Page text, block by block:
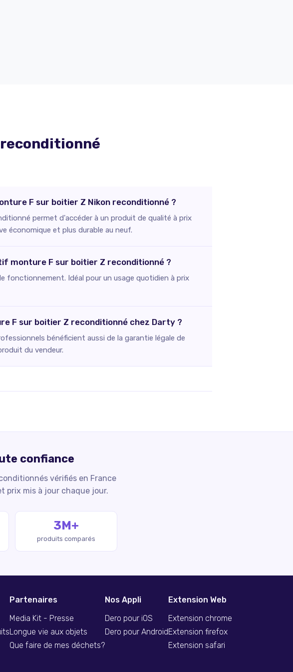
reconditionné
F sur boitier Z Nikon reconditionné ?
permet d'accéder à un produit de qualité à prix
économique et plus durable au neuf.
monture F sur boitier Z reconditionné ?
fonctionnement. Idéal pour un usage quotidien à prix
F sur boitier Z reconditionné chez Darty ?
bénéficient aussi de la garantie légale de
du vendeur.
confiance
vérifiés en France
prix mis à jour chaque jour.
3M+
produits comparés
Partenaires
Media Kit - Presse
Longue vie aux objets
Que faire de mes déchets?
Nos Appli
Dero pour iOS
Dero pour Android
Extension Web
Extension chrome
Extension firefox
Extension safari